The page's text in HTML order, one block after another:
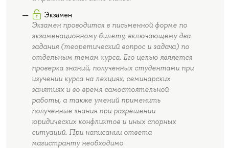
Экзамен
Экзамен проводится в письменной форме по
экзаменационному билету, включающему два
задания (теоретический вопрос и задача) по
отдельным темам курса. Его целью является
проверка знаний, полученных студентами при
изучении курса на лекциях, семинарских
занятиях и во время самостоятельной
работы, а также умений применить
полученные знания при разрешении
юридических конфликтов и иных спорных
ситуаций. При написании ответа
магистранту необходимо